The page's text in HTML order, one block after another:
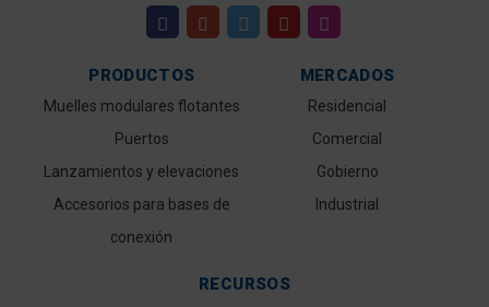
PRODUCTOS
Muelles modulares flotantes
Puertos
Lanzamientos y elevaciones
Accesorios para bases de
conexión
MERCADOS
Residencial
Comercial
Gobierno
Industrial
RECURSOS